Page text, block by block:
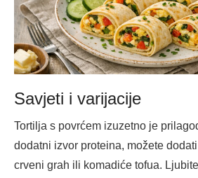
Savjeti i varijacije
Tortilja s povrćem izuzetno je
dodatni izvor proteina, možete
crveni grah ili komadiće tofua.